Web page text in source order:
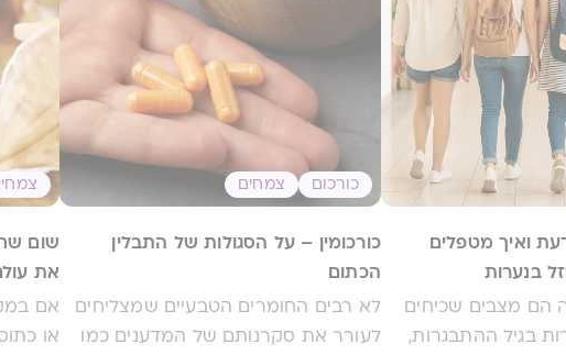
ואיך מטפלים
בנערות
הם מצבים שכיחים
בגיל ההתבגרות,
כורכום צמחים
כורכומין – על הסגולות של התבלין
הכתום
לא רבים החומרים הטבעיים שמצליחים
לעורר את סקרנותם של המדענים כמו
שום
את
אם
או